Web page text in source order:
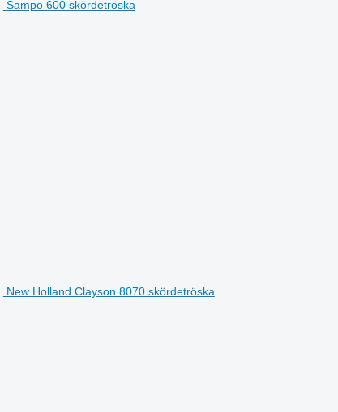
Sampo 600 skördetröska
New Holland Clayson 8070 skördetröska